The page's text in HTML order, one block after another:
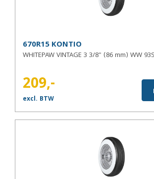
670R15 KONTIO
WHITEPAW VINTAGE 3 3/8" (86 mm) WW
209,-
excl. BTW